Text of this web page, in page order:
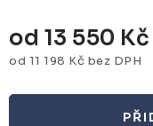
od 13 550 Kč
od 11 198 Kč bez DPH